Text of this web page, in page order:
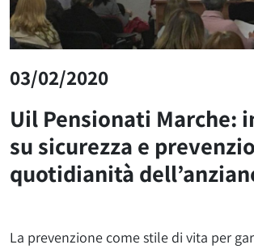
03/02/2020
Uil Pensionati Marche:
su sicurezza e
quotidianità
La prevenzione come stile di vita per